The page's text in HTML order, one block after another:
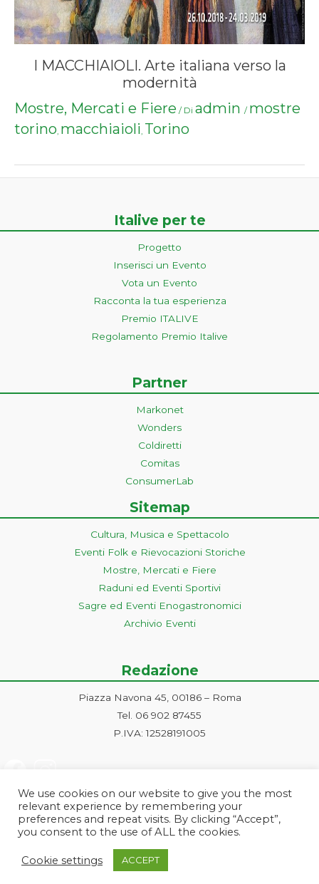
I MACCHIAIOLI. Arte italiana verso la
modernità
Mostre, Mercati e Fiere / Di admin / mostre
torino, macchiaioli, Torino
Italive per te
Progetto
Inserisci un Evento
Vota un Evento
Racconta la tua esperienza
Premio ITALIVE
Regolamento Premio Italive
Partner
Markonet
Wonders
Coldiretti
Comitas
ConsumerLab
Sitemap
Cultura, Musica e Spettacolo
Eventi Folk e Rievocazioni Storiche
Mostre, Mercati e Fiere
Raduni ed Eventi Sportivi
Sagre ed Eventi Enogastronomici
Archivio Eventi
Redazione
Piazza Navona 45, 00186 – Roma
Tel. 06 902 87455
P.IVA: 12528191005
Roma | PI e CF: 12528191005 | markonetsrl@pec.it |
We use cookies on our website to give you the most
relevant experience by remembering your
preferences and repeat visits. By clicking “Accept”,
you consent to the use of ALL the cookies.
Cookie settings ACCEPT